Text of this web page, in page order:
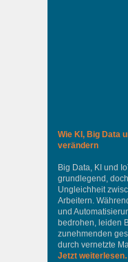
Wie KI, Big Data
verändern
Big Data, KI und
grundlegend,
Ungleichheit
Arbeitern.
und
bedrohen, leiden
zunehmenden
durch vernetzte
Jetzt